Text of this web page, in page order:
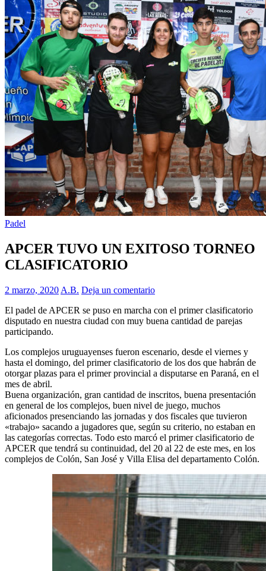
Padel
APCER TUVO UN EXITOSO TORNEO
CLASIFICATORIO
2 marzo, 2020 A.B. Deja un comentario
El padel de APCER se puso en marcha con el primer clasificatorio
disputado en nuestra ciudad con muy buena cantidad de parejas
participando.
Los complejos uruguayenses fueron escenario, desde el viernes y
hasta el domingo, del primer clasificatorio de los dos que habrán de
otorgar plazas para el primer provincial a disputarse en Paraná, en el
mes de abril.
Buena organización, gran cantidad de inscritos, buena presentación
en general de los complejos, buen nivel de juego, muchos
aficionados presenciando las jornadas y dos fiscales que tuvieron
«trabajo» sacando a jugadores que, según su criterio, no estaban en
las categorías correctas. Todo esto marcó el primer clasificatorio de
APCER que tendrá su continuidad, del 20 al 22 de este mes, en los
complejos de Colón, San José y Villa Elisa del departamento Colón.